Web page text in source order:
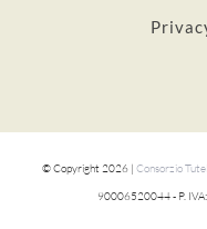
© Copyright2026 | Consorzio
90006520044 - P.